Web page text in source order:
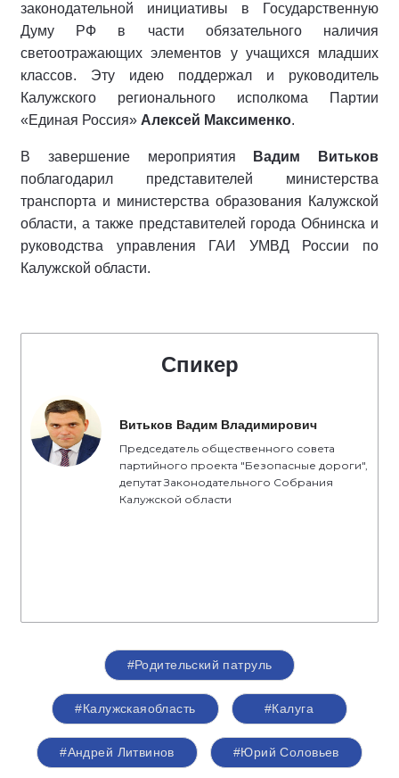
законодательной инициативы в Государственную
Думу РФ в части обязательного наличия
светоотражающих элементов у учащихся младших
классов. Эту идею поддержал и руководитель
Калужского регионального исполкома Партии
«Единая Россия» Алексей Максименко.
В завершение мероприятия
Вадим Витьков
поблагодарил представителей министерства
транспорта и министерства образования Калужской
области, а также представителей города Обнинска и
руководства управления ГАИ УМВД России по
Калужской области.
Спикер
Витьков Вадим Владимирович
Председатель общественного совета
партийного проекта "Безопасные дороги",
депутат Законодательного Собрания
Калужской области
#Родительский патруль
#Калужскаяобласть #Калуга
#Андрей Литвинов #Юрий Соловьев